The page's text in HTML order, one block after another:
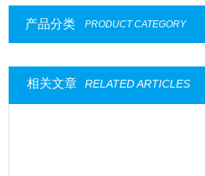
产品分类 PRODUCT CATEGORY
相关文章 RELATED ARTICLES